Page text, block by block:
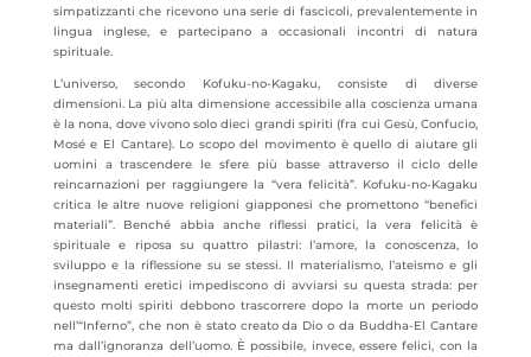
simpatizzanti che ricevono una serie di fascicoli, prevalentemente in
lingua inglese, e partecipano a occasionali incontri di natura
spirituale.
L’universo, secondo Kofuku-no-Kagaku, consiste di diverse
dimensioni. La più alta dimensione accessibile alla coscienza umana
è la nona, dove vivono solo dieci grandi spiriti (fra cui Gesù, Confucio,
Mosé e El Cantare). Lo scopo del movimento è quello di aiutare gli
uomini a trascendere le sfere più basse attraverso il ciclo delle
reincarnazioni per raggiungere la “vera felicità”. Kofuku-no-Kagaku
critica le altre nuove religioni giapponesi che promettono “benefici
materiali”. Benché abbia anche riflessi pratici, la vera felicità è
spirituale e riposa su quattro pilastri: l’amore, la conoscenza, lo
sviluppo e la riflessione su se stessi. Il materialismo, l’ateismo e gli
insegnamenti eretici impediscono di avviarsi su questa strada: per
questo molti spiriti debbono trascorrere dopo la morte un periodo
nell’“Inferno”, che non è stato creato da Dio o da Buddha-El Cantare
ma dall’ignoranza dell’uomo. È possibile, invece, essere felici, con la